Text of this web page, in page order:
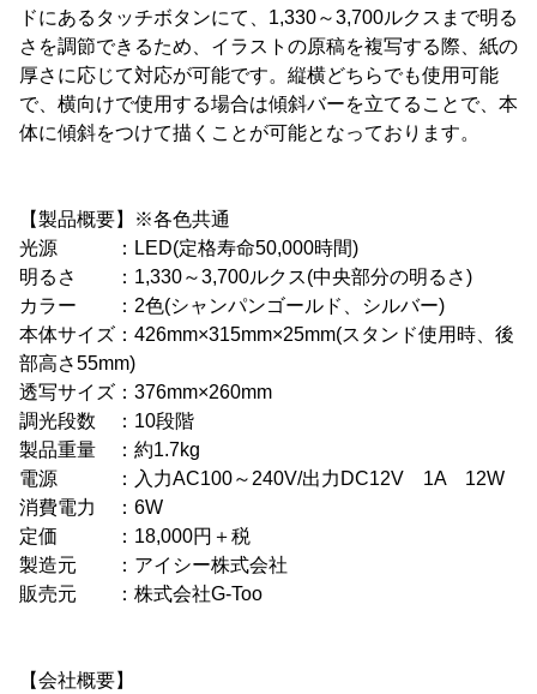
ドにあるタッチボタンにて、1,330～3,700ルクスまで明る
さを調節できるため、イラストの原稿を複写する際、紙の
厚さに応じて対応が可能です。縦横どちらでも使用可能
で、横向けで使用する場合は傾斜バーを立てることで、本
体に傾斜をつけて描くことが可能となっております。
【製品概要】※各色共通
光源 ：LED(定格寿命50,000時間)
明るさ ：1,330～3,700ルクス(中央部分の明るさ)
カラー ：2色(シャンパンゴールド、シルバー)
本体サイズ：426mm×315mm×25mm(スタンド使用時、後
部高さ55mm)
透写サイズ：376mm×260mm
調光段数 ：10段階
製品重量 ：約1.7kg
電源 ：入力AC100～240V/出力DC12V 1A 12W
消費電力 ：6W
定価 ：18,000円＋税
製造元 ：アイシー株式会社
販売元 ：株式会社G-Too
【会社概要】